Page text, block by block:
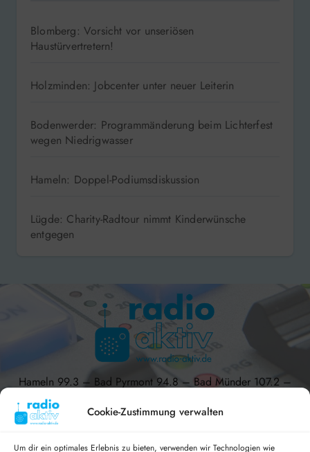
Cookie-Zustimmung verwalten
Um dir ein optimales Erlebnis zu bieten, verwenden wir Technologien wie
Blomberg: Vorsicht vor unseriösen
Bodenwerder: Programmänderung beim Lichterfest
Lügde: Charity-Radtour nimmt Kinderwünsche
Hameln 99.3 – Bad Pyrmont 94.8 – Bad Münder 107.2 –
DAB+ 9C